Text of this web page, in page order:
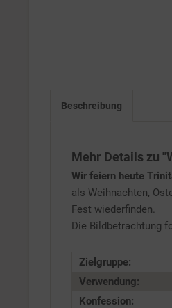
Beschreibung
Mehr Details zu
Wir feiern heute
als Weihnachten,
Fest wiederfinden.
Die Bildbetrachtung
Zielgruppe:
Verwendung:
Konfession: